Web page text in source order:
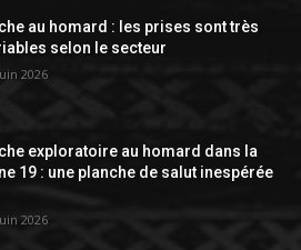
au homard : les prises sont très
selon le secteur
2026
exploratoire au homard dans la
19 : une planche de salut inespérée
2026